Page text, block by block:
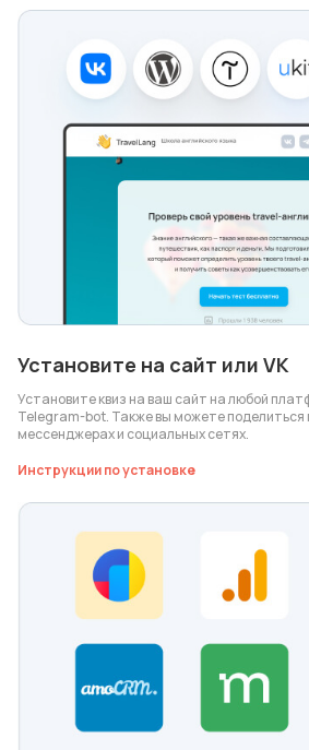
Установите на сайт или VK
Установите квиз на ваш сайт на любой
Telegram-bot. Также вы можете поделиться
мессенджерах и социальных сетях.
Инструкции по установке